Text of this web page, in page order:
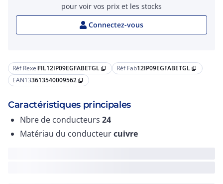
Réf RexelFIL12IP09EGFABETGL content_copy Réf Fab12IP09EGFABETGL content_copy
EAN133613540009562 content_copy
Caractéristiques principales
Nbre de conducteurs 24
Matériau du conducteurcuivre
pour voir vos prix et les stocks
Connectez-vous